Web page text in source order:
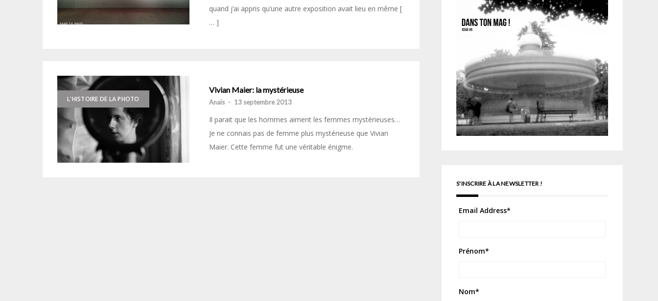
quand j’ai appris qu’une autre exposition avait lieu en même [
… ]
L'HISTOIRE DE LA PHOTO
Vivian Maier: la mystérieuse
Anaïs - 13 septembre 2013
Il parait que les hommes aiment les femmes mystérieuses…
Je ne connais pas de femme plus mystérieuse que Vivian
Maier. Cette femme fut une véritable énigme.
S'INSCRIRE À LA NEWSLETTER !
Email Address*
Prénom*
Nom*